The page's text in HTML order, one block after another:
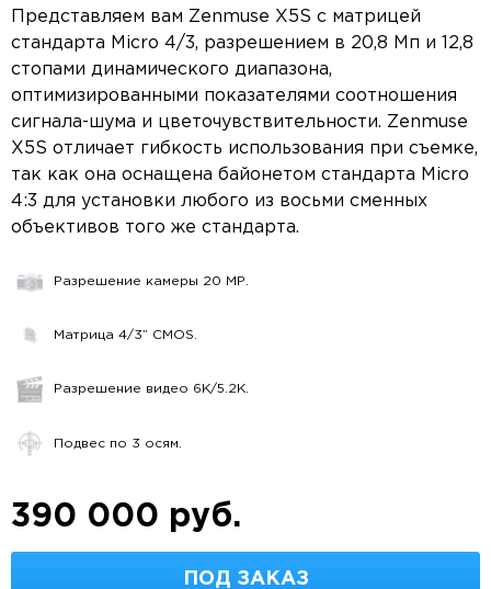
Представляем вам Zenmuse X5S с матрицей
стандарта Micro 4/3, разрешением в 20,8 Мп и 12,8
стопами динамического диапазона,
оптимизированными показателями соотношения
сигнала-шума и цветочувствительности. Zenmuse
X5S отличает гибкость использования при съемке,
так как она оснащена байонетом стандарта Micro
4:3 для установки любого из восьми сменных
объективов того же стандарта.
Разрешение камеры 20 MP.
Матрица 4/3” CMOS.
Разрешение видео 6K/5.2K.
Подвес по 3 осям.
390 000 руб.
ПОД ЗАКАЗ